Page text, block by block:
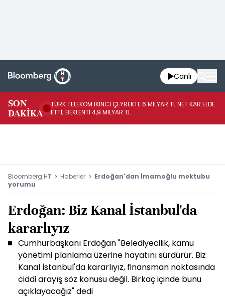
Canlı
SON
DAKİKA
TÜRK TELEKOM İKİNCİ ÇEYREKTE 6 MİLYAR TL NET KAR ELDE
ETTİ; BEKLENTİ 4,9 MİLYAR TL
Bloomberg HT Haberler
Erdoğan'dan İmamoğlu mektubu
yorumu
Erdoğan: Biz Kanal İstanbul'da
kararlıyız
Cumhurbaşkanı Erdoğan "Belediyecilik, kamu
yönetimi planlama üzerine hayatını sürdürür. Biz
Kanal İstanbul'da kararlıyız, finansman noktasında
ciddi arayış söz konusu değil. Birkaç içinde bunu
açıklayacağız" dedi